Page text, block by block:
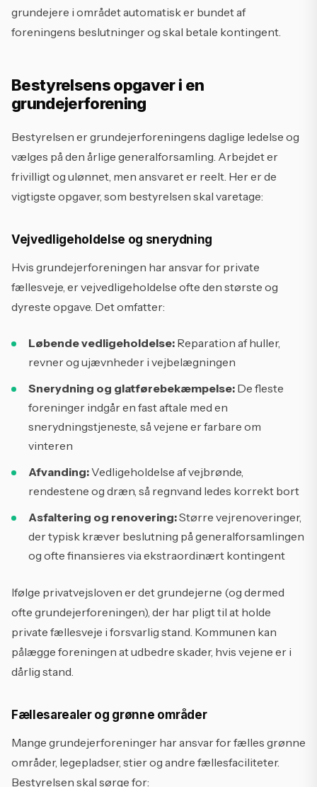
grundejere i området automatisk er bundet af
foreningens beslutninger og skal betale kontingent.
Bestyrelsens opgaver i en
grundejerforening
Bestyrelsen er grundejerforeningens daglige ledelse og
vælges på den årlige generalforsamling. Arbejdet er
frivilligt og ulønnet, men ansvaret er reelt. Her er de
vigtigste opgaver, som bestyrelsen skal varetage:
Vejvedligeholdelse og snerydning
Hvis grundejerforeningen har ansvar for private
fællesveje, er vejvedligeholdelse ofte den største og
dyreste opgave. Det omfatter:
Løbende vedligeholdelse: Reparation af huller,
revner og ujævnheder i vejbelægningen
Snerydning og glatførebekæmpelse: De fleste
foreninger indgår en fast aftale med en
snerydningstjeneste, så vejene er farbare om
vinteren
Afvanding:Vedligeholdelse af vejbrønde,
rendestene og dræn, så regnvand ledes korrekt bort
Asfaltering og renovering:Større vejrenoveringer,
der typisk kræver beslutning på generalforsamlingen
og ofte finansieres via ekstraordinært kontingent
Ifølge privatvejsloven er det grundejerne (og dermed
ofte grundejerforeningen), der har pligt til at holde
private fællesveje i forsvarlig stand. Kommunen kan
pålægge foreningen at udbedre skader, hvis vejene er i
dårlig stand.
Fællesarealer og grønne områder
Mange grundejerforeninger har ansvar for fælles grønne
områder, legepladser, stier og andre fællesfaciliteter.
Bestyrelsen skal sørge for: